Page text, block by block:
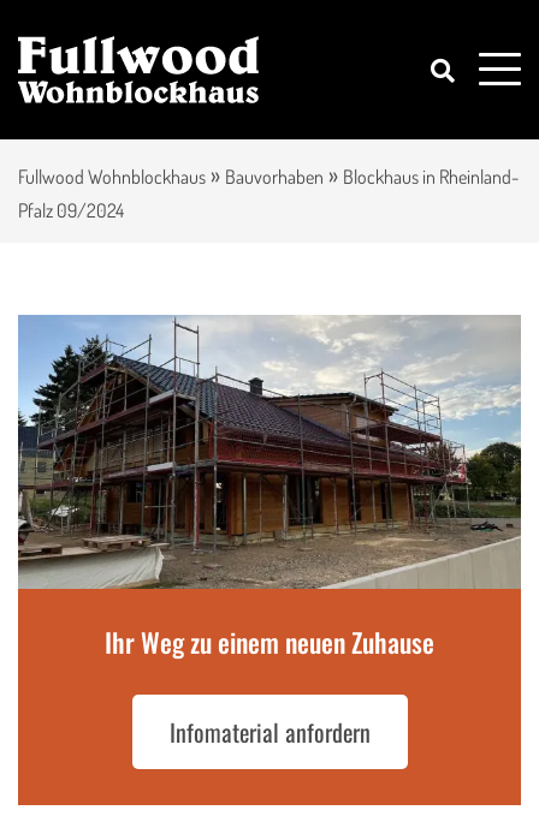
Fullwood Wohnblockhaus » Bauvorhaben » Blockhaus in Rheinland-
Pfalz 09/2024
Ihr Weg zu einem neuen Zuhause
Infomaterial anfordern